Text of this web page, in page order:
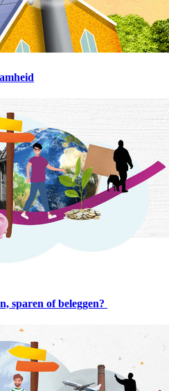
sparen of beleggen?